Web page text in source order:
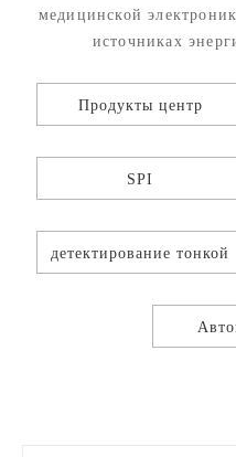
медицинской
источниках
Продукты центр
SPI
детектирование тонкой